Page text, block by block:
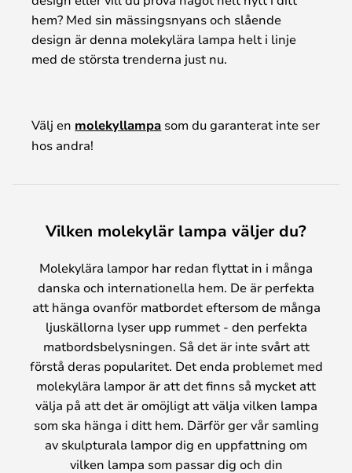
hem? Med sin mässingsnyans och slående
design är denna molekylära lampa helt i linje
med de största trenderna just nu.
Välj en molekyllampa som du garanterat inte ser
hos andra!
Vilken molekylär lampa väljer du?
Molekylära lampor har redan flyttat in i många
danska och internationella hem. De är perfekta
att hänga ovanför matbordet eftersom de många
ljuskällorna lyser upp rummet - den perfekta
matbordsbelysningen. Så det är inte svårt att
förstå deras popularitet. Det enda problemet med
molekylära lampor är att det finns så mycket att
välja på att det är omöjligt att välja vilken lampa
som ska hänga i ditt hem. Därför ger vår samling
av skulpturala lampor dig en uppfattning om
vilken lampa som passar dig och din